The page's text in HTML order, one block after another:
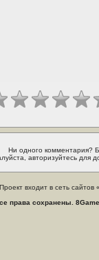
Ни одного комментария?
авторизуйтесь для
Проект входит в сеть сайтов «
права сохранены.